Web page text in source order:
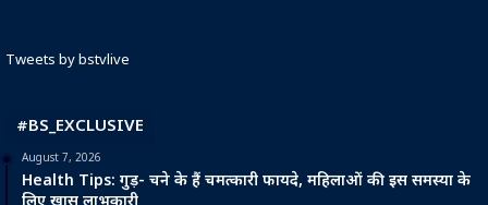
Tweets by bstvlive
#BS_EXCLUSIVE
August 7, 2026
Health Tips: गुड़- चने के हैं चमत्कारी फायदे, महिलाओं की इस समस्या के